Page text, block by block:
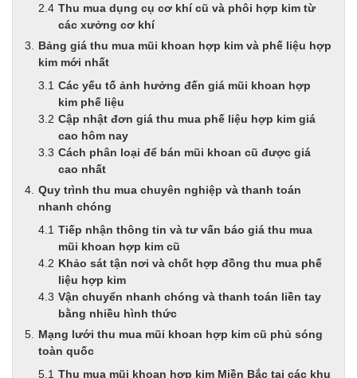
Thu mua dụng cụ cơ khí cũ và phôi hợp kim từ
các xưởng cơ khí
Bảng giá thu mua mũi khoan hợp kim và phế liệu hợp
kim mới nhất
Các yếu tố ảnh hưởng đến giá mũi khoan hợp
kim phế liệu
Cập nhật đơn giá thu mua phế liệu hợp kim giá
cao hôm nay
Cách phân loại để bán mũi khoan cũ được giá
cao nhất
Quy trình thu mua chuyên nghiệp và thanh toán
nhanh chóng
Tiếp nhận thông tin và tư vấn báo giá thu mua
mũi khoan hợp kim cũ
Khảo sát tận nơi và chốt hợp đồng thu mua phế
liệu hợp kim
Vận chuyển nhanh chóng và thanh toán liền tay
bằng nhiều hình thức
Mạng lưới thu mua mũi khoan hợp kim cũ phủ sóng
toàn quốc
Thu mua mũi khoan hợp kim Miền Bắc tại các khu